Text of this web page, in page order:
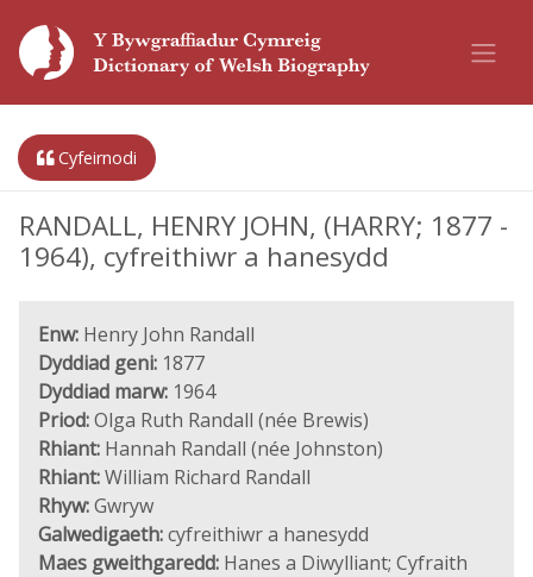
Cyfeirnodi
RANDALL, HENRY JOHN, (HARRY; 1877 -
1964), cyfreithiwr a hanesydd
Enw: Henry John Randall
Dyddiad geni: 1877
Dyddiad marw: 1964
Priod:Olga Ruth Randall (née Brewis)
Rhiant: Hannah Randall (née Johnston)
Rhiant:William Richard Randall
Rhyw:Gwryw
Galwedigaeth:cyfreithiwr a hanesydd
Maes gweithgaredd: Hanes a Diwylliant; Cyfraith